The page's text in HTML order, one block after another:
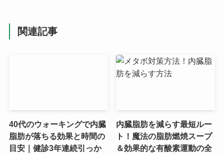
関連記事
40代のウォーキングで内臓
脂肪が落ちる効果と時間の
目安｜健診3年連続引っか
内臓脂肪を減らす最短ルー
ト！魔法の脂肪燃焼スープ
＆効果的な有酸素運動の全